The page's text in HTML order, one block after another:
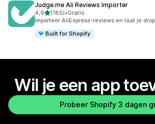
Judge.me Ali Reviews Importer
4,9van 5 sterren
(185)
185 recensies in totaal
•Gratis
Importeer AliExpress-reviews en laat je
Built for Shopify
Wil je een app
Probeer Shopify 3 dagen